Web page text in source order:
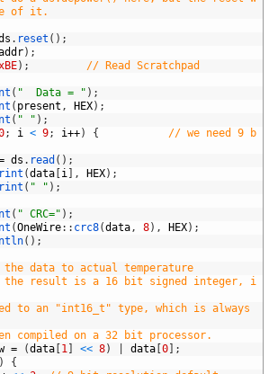
of it.
. reset ( ) ;
) ;
) ; // Read Scratchpad
( "  Data = " ) ;
( present , HEX) ;
( " " ) ;
; i < 9; i++) {
// we need 9 b
ds . read ( ) ;
(data i , HEX) ;
( " " ) ;
( " CRC=" ) ;
(OneWire: : crc8(data, 8) , HEX) ;
( ) ;
data to actual temperature
the result is a 16 bit signed integer, i
to an "int16_t" type, which is always
compiled on a 32 bit processor.
= (data 1 << 8) data 0
;
)
{